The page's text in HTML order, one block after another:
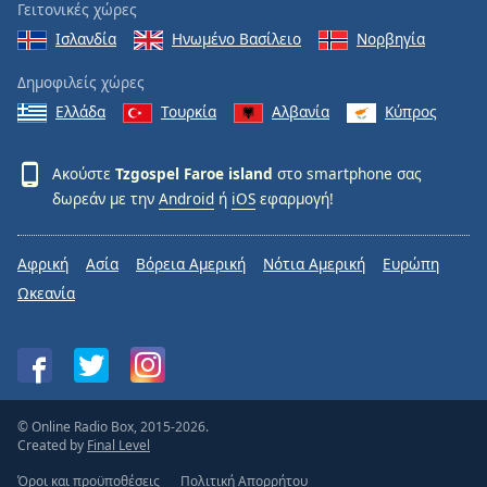
Γειτονικές χώρες
Ισλανδία
Ηνωμένο Βασίλειο Νορβηγία
Δημοφιλείς χώρες
Ελλάδα
Τουρκία Αλβανία Κύπρος
Ακούστε Tzgospel Faroe island στο smartphone σας
δωρεάν με την Android ή iOS εφαρμογή!
Αφρική Ασία Βόρεια Αμερική Νότια Αμερική
Ευρώπη
Ωκεανία
© Online Radio Box, 2015-2026.
Created by Final Level
Όροι και προϋποθέσεις
Πολιτική Απορρήτου